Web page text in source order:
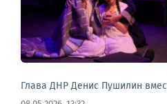
Глава ДНР Денис Пушилин